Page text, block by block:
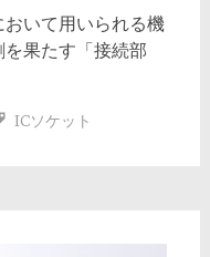
いて用いられる機
果たす「接続部
ICソケット